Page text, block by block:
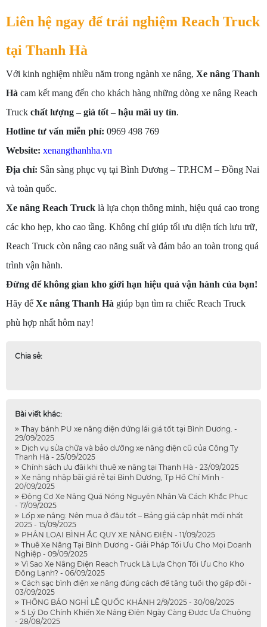
Liên hệ ngay để trải nghiệm Reach Truck
tại Thanh Hà
Với kinh nghiệm nhiều năm trong ngành xe nâng, Xe nâng Thanh
Hà cam kết mang đến cho khách hàng những dòng xe nâng Reach
Truck chất lượng – giá tốt – hậu mãi uy tín.
Hotline tư vấn miễn phí: 0969 498 769
Website: xenangthanhha.vn
Địa chỉ: Sẵn sàng phục vụ tại Bình Dương – TP.HCM – Đồng Nai
và toàn quốc.
Xe nâng Reach Truck là lựa chọn thông minh, hiệu quả cao trong
các kho hẹp, kho cao tầng. Không chỉ giúp tối ưu diện tích lưu trữ,
Reach Truck còn nâng cao năng suất và đảm bảo an toàn trong quá
trình vận hành.
Đừng để không gian kho giới hạn hiệu quả vận hành của bạn!
Hãy để Xe nâng Thanh Hà giúp bạn tìm ra chiếc Reach Truck
phù hợp nhất hôm nay!
Chia sẻ:
Bài viết khác:
Thay bánh PU xe nâng điện đứng lái giá tốt tại Bình Dương. -
29/09/2025
Dịch vụ sửa chữa và bảo dưỡng xe nâng điện cũ của Công Ty
Thanh Hà - 25/09/2025
Chính sách ưu đãi khi thuê xe nâng tại Thanh Hà - 23/09/2025
Xe nâng nhập bãi giá rẻ tại Bình Dương, Tp Hồ Chí Minh -
20/09/2025
Động Cơ Xe Nâng Quá Nóng Nguyên Nhân Và Cách Khắc Phục
- 17/09/2025
Lốp xe nâng: Nên mua ở đâu tốt – Bảng giá cập nhật mới nhất
2025 - 15/09/2025
PHÂN LOẠI BÌNH ẮC QUY XE NÂNG ĐIỆN - 11/09/2025
Thuê Xe Nâng Tại Bình Dương - Giải Pháp Tối Ưu Cho Mọi Doanh
Nghiệp - 09/09/2025
Vì Sao Xe Nâng Điện Reach Truck Là Lựa Chọn Tối Ưu Cho Kho
Đông Lạnh? - 06/09/2025
Cách sạc bình điện xe nâng đúng cách để tăng tuổi thọ gấp đôi -
03/09/2025
THÔNG BÁO NGHỈ LỄ QUỐC KHÁNH 2/9/2025 - 30/08/2025
5 Lý Do Chính Khiến Xe Nâng Điện Ngày Càng Được Ưa Chuộng
- 28/08/2025